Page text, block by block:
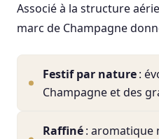
Associé à la structure
marc de Champagne
Festif par nature:
Champagne et des
Raffiné: aromatique